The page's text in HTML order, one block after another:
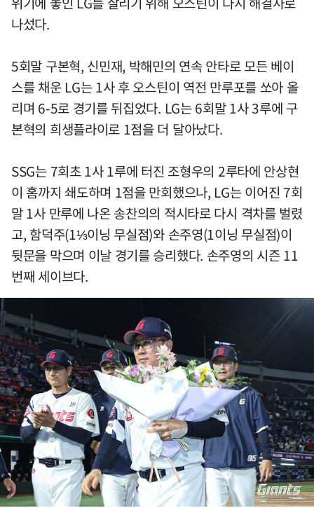
나섰다.
5회말 구본혁, 신민재, 박해민의 연속 안타로 모든 베이
스를 채운 LG는 1사 후 오스틴이 역전 만루포를 쏘아 올
리며 6-5로 경기를 뒤집었다. LG는 6회말 1사 3루에 구
본혁의 희생플라이로 1점을 더 달아났다.
SSG는 7회초 1사 1루에 터진 조형우의 2루타에 안상현
이 홈까지 쇄도하며 1점을 만회했으나, LG는 이어진 7회
말 1사 만루에 나온 송찬의의 적시타로 다시 격차를 벌렸
고, 함덕주(1⅓이닝 무실점)와 손주영(1이닝 무실점)이
뒷문을 막으며 이날 경기를 승리했다. 손주영의 시즌 11
번째 세이브다.